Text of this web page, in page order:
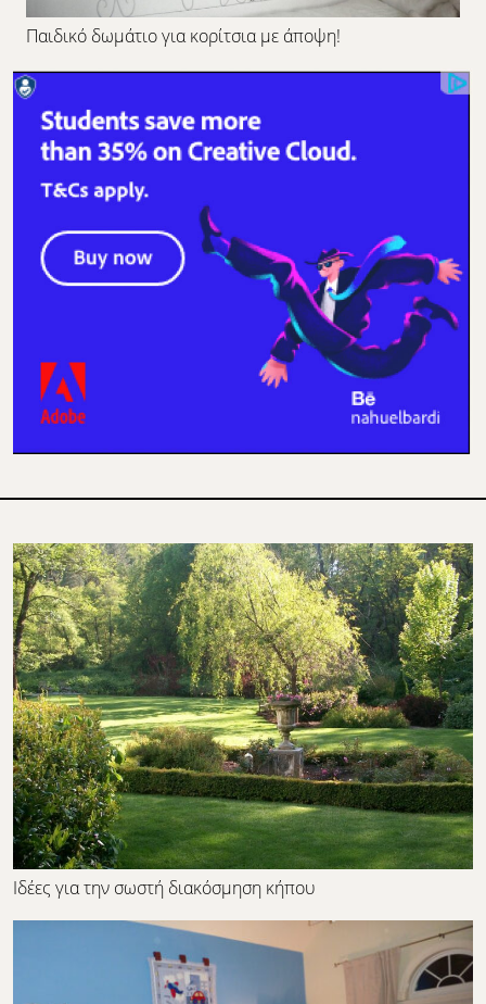
Παιδικό δωμάτιο για κορίτσια με άποψη!
Ιδέες για την σωστή διακόσμηση κήπου